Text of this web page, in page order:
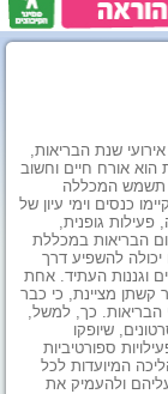
שנת הבריאות,
אורח חיים וחשוב
תשמש המכללה
כנסים וימי עיון של
פעילות גופנית,
הבריאות במכללת
יכולה להשפיע דרך
וגננות העתיד. אחת
קשתן מציינת, כי כבר
הבריאות. כך, למשל,
שיופקו
ספורטיביות
המיועדות לכל
ולהעמיק את